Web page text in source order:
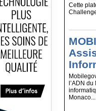
Cette
l’ADN
Monaco...